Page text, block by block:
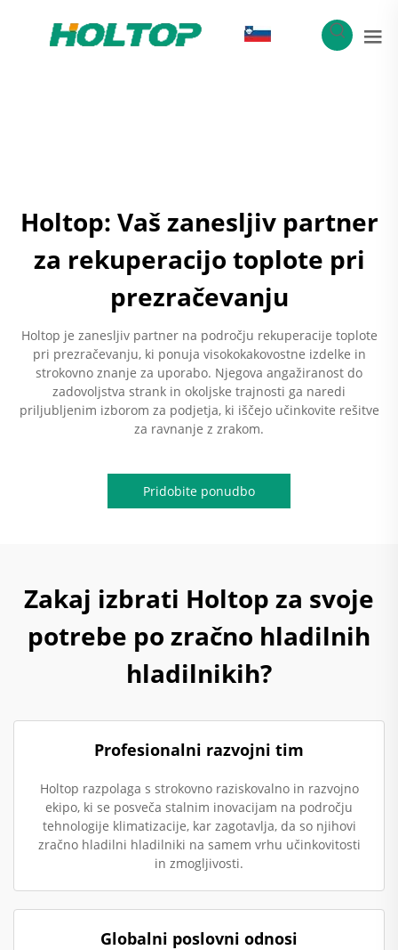
Holtop: Vaš zanesljiv partner
za rekuperacijo toplote pri
prezračevanju
Holtop je zanesljiv partner na področju rekuperacije toplote
pri prezračevanju, ki ponuja visokokakovostne izdelke in
strokovno znanje za uporabo. Njegova angažiranost do
zadovoljstva strank in okoljske trajnosti ga naredi
priljubljenim izborom za podjetja, ki iščejo učinkovite rešitve
za ravnanje z zrakom.
Pridobite ponudbo
Zakaj izbrati Holtop za svoje
potrebe po zračno hladilnih
hladilnikih?
Profesionalni razvojni tim
Holtop razpolaga s strokovno raziskovalno in razvojno
ekipo, ki se posveča stalnim inovacijam na področju
tehnologije klimatizacije, kar zagotavlja, da so njihovi
zračno hladilni hladilniki na samem vrhu učinkovitosti
in zmogljivosti.
Globalni poslovni odnosi